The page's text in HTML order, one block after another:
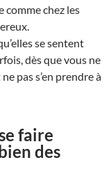
comme chez les
se sentent
dès que vous ne
pas s’en prendre à
faire
des